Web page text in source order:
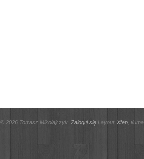
© 2026 Tomasz Mikołajczyk. Zaloguj sięLayout: Xfep,